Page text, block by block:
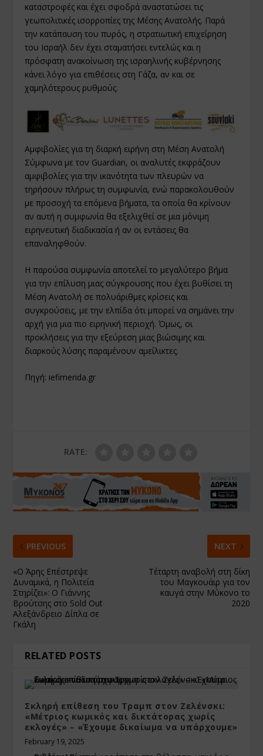
καταστροφές και έχει σφοδρά αναστατώσει τις
γεωπολιτικές ισορροπίες της Μέσης Ανατολής. Παρά
την κατάπαυση του πυρός, η στρατιωτική επιχείρηση
του Ισραήλ δεν έχει σταματήσει εντελώς και η
πρόσφατη ανακοίνωση της ισραηλινής κυβέρνησης
κάνει λόγο για επιθέσεις στη Γάζα, αν και σε
χαμηλότερους ρυθμούς.
Αμφιβολίες για τη διαρκή ειρήνη στη Μέση Ανατολή
Σύμφωνα με τον Guardian, οι αναλυτές εκφράζουν
αμφιβολίες για την ικανότητα των πλευρών να
τηρήσουν πλήρως τη συμφωνία, ενώ παρακολουθούν
με προσοχή τα επόμενα βήματα, τα οποία θα κρίνουν
αν αυτή η συμφωνία θα εξελιχθεί σε μια μόνιμη
ειρηνευτική διαδικασία ή αν οι εντάσεις θα
επαναληφθούν.
Η παρούσα συμφωνία αποτελεί το μεγαλύτερο βήμα
για την επίλυση μιας σύγκρουσης που έχει βυθίσει τη
Μέση Ανατολή σε πολυάριθμες κρίσεις και
συγκρούσεις, με την ελπίδα ότι μπορεί να σημάνει την
αρχή για μια πιο ειρηνική περιοχή. Όμως, οι
προκλήσεις για την εξεύρεση μιας βιώσιμης και
διαρκούς λύσης παραμένουν αμείλικτες.
Πηγή: iefimerida.gr
RATE:
PREVIOUS
«Ο Άρης Επέστρεψε
Δυναμικά, η Πολιτεία
Στηρίζει»: Ο Γιάννης
Βρούτσης στο Sold Out
Αλεξάνδρειο Δίπλα σε
Γκάλη
NEXT
Τέταρτη αναβολή στη δίκη
του Μαγκουάιρ για τον
καυγά στην Μύκονο το
2020
RELATED POSTS
Σκληρή επίθεση του Τραμπ στον Ζελένσκι:
«Μέτριος κωμικός και δικτάτορας χωρίς
εκλογές» – «Έχουμε δικαίωμα να υπάρχουμε»
February 19, 2025